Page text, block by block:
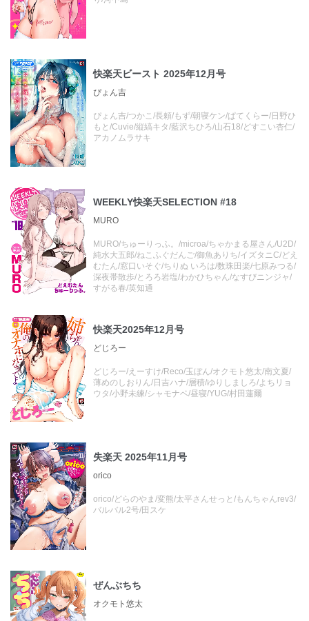
快楽天ビースト 2025年12月号
ぴょん吉
ぴょん吉/つかこ/長頼/もず/朝寝ケン/ぱてくらー/日野ひ
もと/Cuvie/縦縞キタ/藍沢ちひろ/山石18/どすこい杏仁/
アカノムラサキ
WEEKLY快楽天SELECTION #18
MURO
MURO/ちゅーりっふ。/microa/ちゃかまる屋さん/U2D/
純水大五郎/ねこふぐだんご/御魚ありち/イズタニC/どえ
むたん/窓口いそぐ/ちりぬ いろは/数珠田楽/七原みつる/
深夜帯散歩/とろろ岩塩/わかひちゃん/なすびニンジャ/
すがる春/英知通
快楽天2025年12月号
どじろー
どじろー/えーすけ/Reco/玉ぼん/オクモト悠太/南文夏/
薄めのしおりん/日吉ハナ/層積/ゆりしましろ/よちリョ
ウタ/小野未練/シャモナベ/昼寝/YUG/村田蓮爾
失楽天 2025年11月号
orico
orico/どらのやま/変熊/太平さんせっと/もんちゃんrev3/
バルバル2号/田スケ
ぜんぶちち
オクモト悠太